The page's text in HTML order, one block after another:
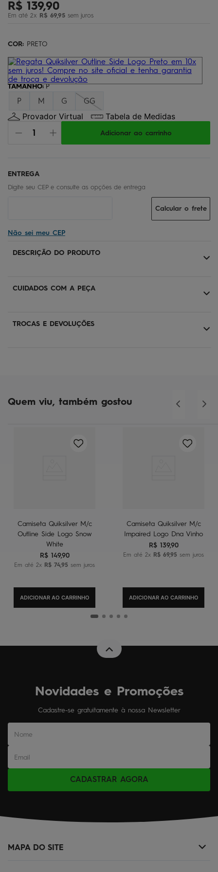
R$ 139,90
Em até 2x R$ 69,95 sem juros
COR: PRETO
TAMANHO: P
P M G GG
Provador Virtual Tabela de Medidas
Adicionar ao carrinho
Não sei meu CEP
Calcular o frete
DESCRIÇÃO DO PRODUTO
CUIDADOS COM A PEÇA
TROCAS E DEVOLUÇÕES
Quem viu, também gostou
Camiseta Quiksilver M/c
Outline Side Logo Snow
White
R$ 149,90
Em até 2x R$ 7495 sem juros
ADICIONAR AO CARRINHO
Camiseta Quiksilver M/c
Impaired Logo Dna Vinho
R$ 139,90
Em até 2x R$ 69,95 sem juros
ADICIONAR AO CARRINHO
Novidades e Promoções
Cadastre-se gratuitamente à nossa Newsletter
CADASTRAR AGORA
MAPA DO SITE
º bermuda
7 º jaqueta
8º boardshort
9º chinelo